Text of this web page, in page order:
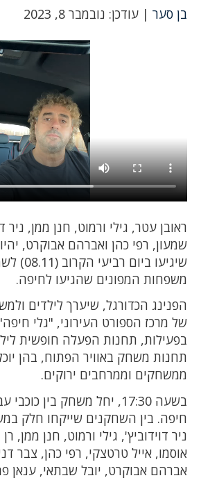
בן סער | עודכן: נובמבר 8, 2023
ראובן עטר, גילי ורמוט, חנן ממן, ניר
שמעון, רפי כהן ואברהם אבוקרט,
שיגיעו
משפחות המפונים שהגיעו לחיפה.
הפנינג הכדורגל, שיערך לילדים
תחנות משחק באוויר הפתוח, בהן
ממשחקים וממרחבים ירוקים.
בשעה 17:30, יחל משחק בין
חיפה. בין השחקנים שייקחו חלק
ניר דוידוביץ', גילי ורמוט, חנן ממן,
אוסמו, אייל טרטצקי, רפי כהן, צבר
אברהם אבוקרט, יובל שבתאי, ענאן